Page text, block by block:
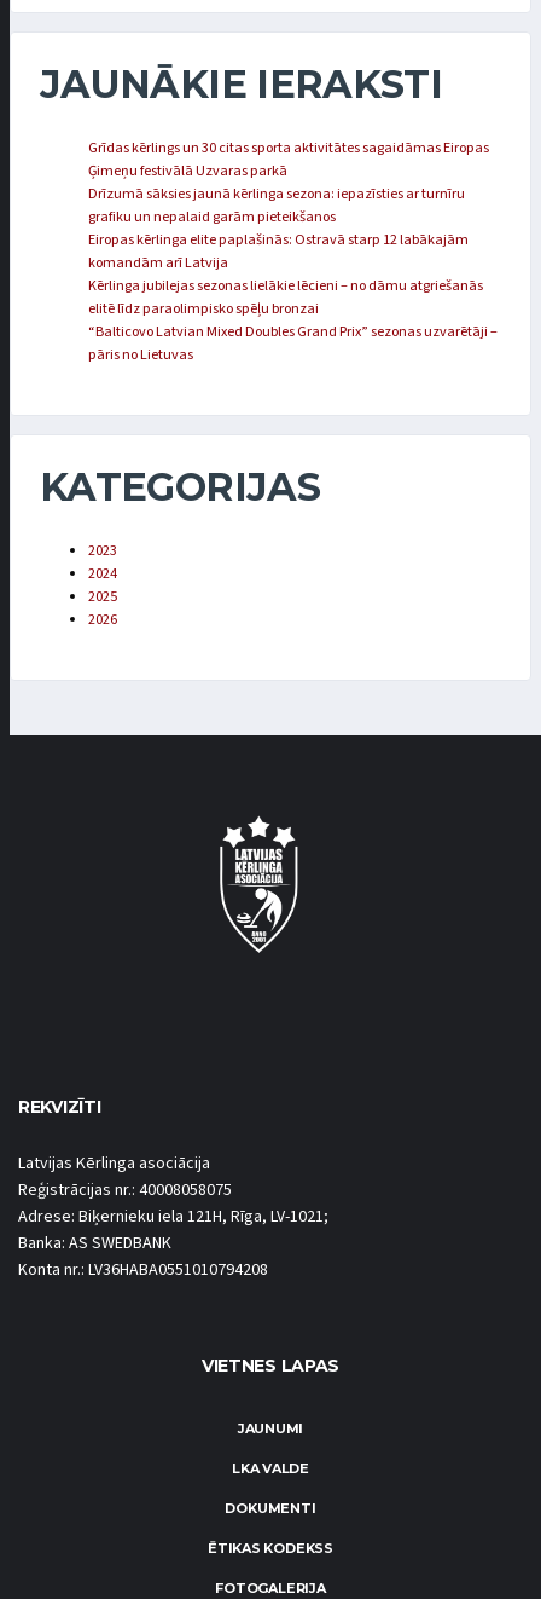
JAUNĀKIE IERAKSTI
Grīdas kērlings un 30 citas sporta aktivitātes sagaidāmas Eiropas
Ģimeņu festivālā Uzvaras parkā
Drīzumā sāksies jaunā kērlinga sezona: iepazīsties ar turnīru
grafiku un nepalaid garām pieteikšanos
Eiropas kērlinga elite paplašinās: Ostravā starp 12 labākajām
komandām arī Latvija
Kērlinga jubilejas sezonas lielākie lēcieni – no dāmu atgriešanās
elitē līdz paraolimpisko spēļu bronzai
“Balticovo Latvian Mixed Doubles Grand Prix” sezonas uzvarētāji –
pāris no Lietuvas
KATEGORIJAS
2023
2024
2025
2026
REKVIZĪTI
Latvijas Kērlinga asociācija
Reģistrācijas nr.: 40008058075
Adrese: Biķernieku iela 121H, Rīga, LV-1021;
Banka: AS SWEDBANK
Konta nr.: LV36HABA0551010794208
VIETNES LAPAS
JAUNUMI
LKA VALDE
DOKUMENTI
ĒTIKAS KODEKSS
FOTOGALERIJA